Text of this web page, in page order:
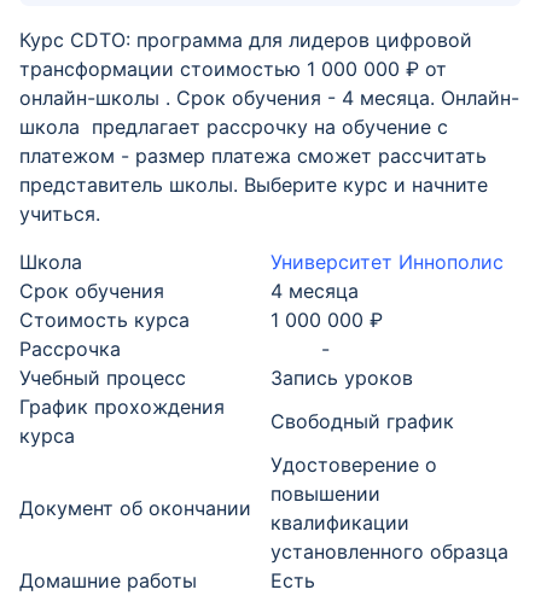
Курс CDTO: программа для лидеров цифровой
трансформации стоимостью 1 000 000 ₽ от
онлайн-школы . Срок обучения - 4 месяца. Онлайн-
школа предлагает рассрочку на обучение с
платежом - размер платежа сможет рассчитать
представитель школы. Выберите курс и начните
учиться.
Школа
Университет Иннополис
Срок обучения
4 месяца
Стоимость курса
1 000 000 ₽
Рассрочка
-
Учебный процесс
Запись уроков
График прохождения
курса
Свободный график
Документ об окончании
Удостоверение о
повышении
квалификации
установленного образца
Домашние работы
Есть